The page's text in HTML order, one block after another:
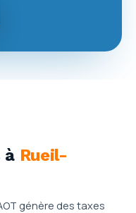
à Rueil-
génère des taxes